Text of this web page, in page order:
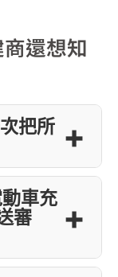
還想知
把所
車充
審